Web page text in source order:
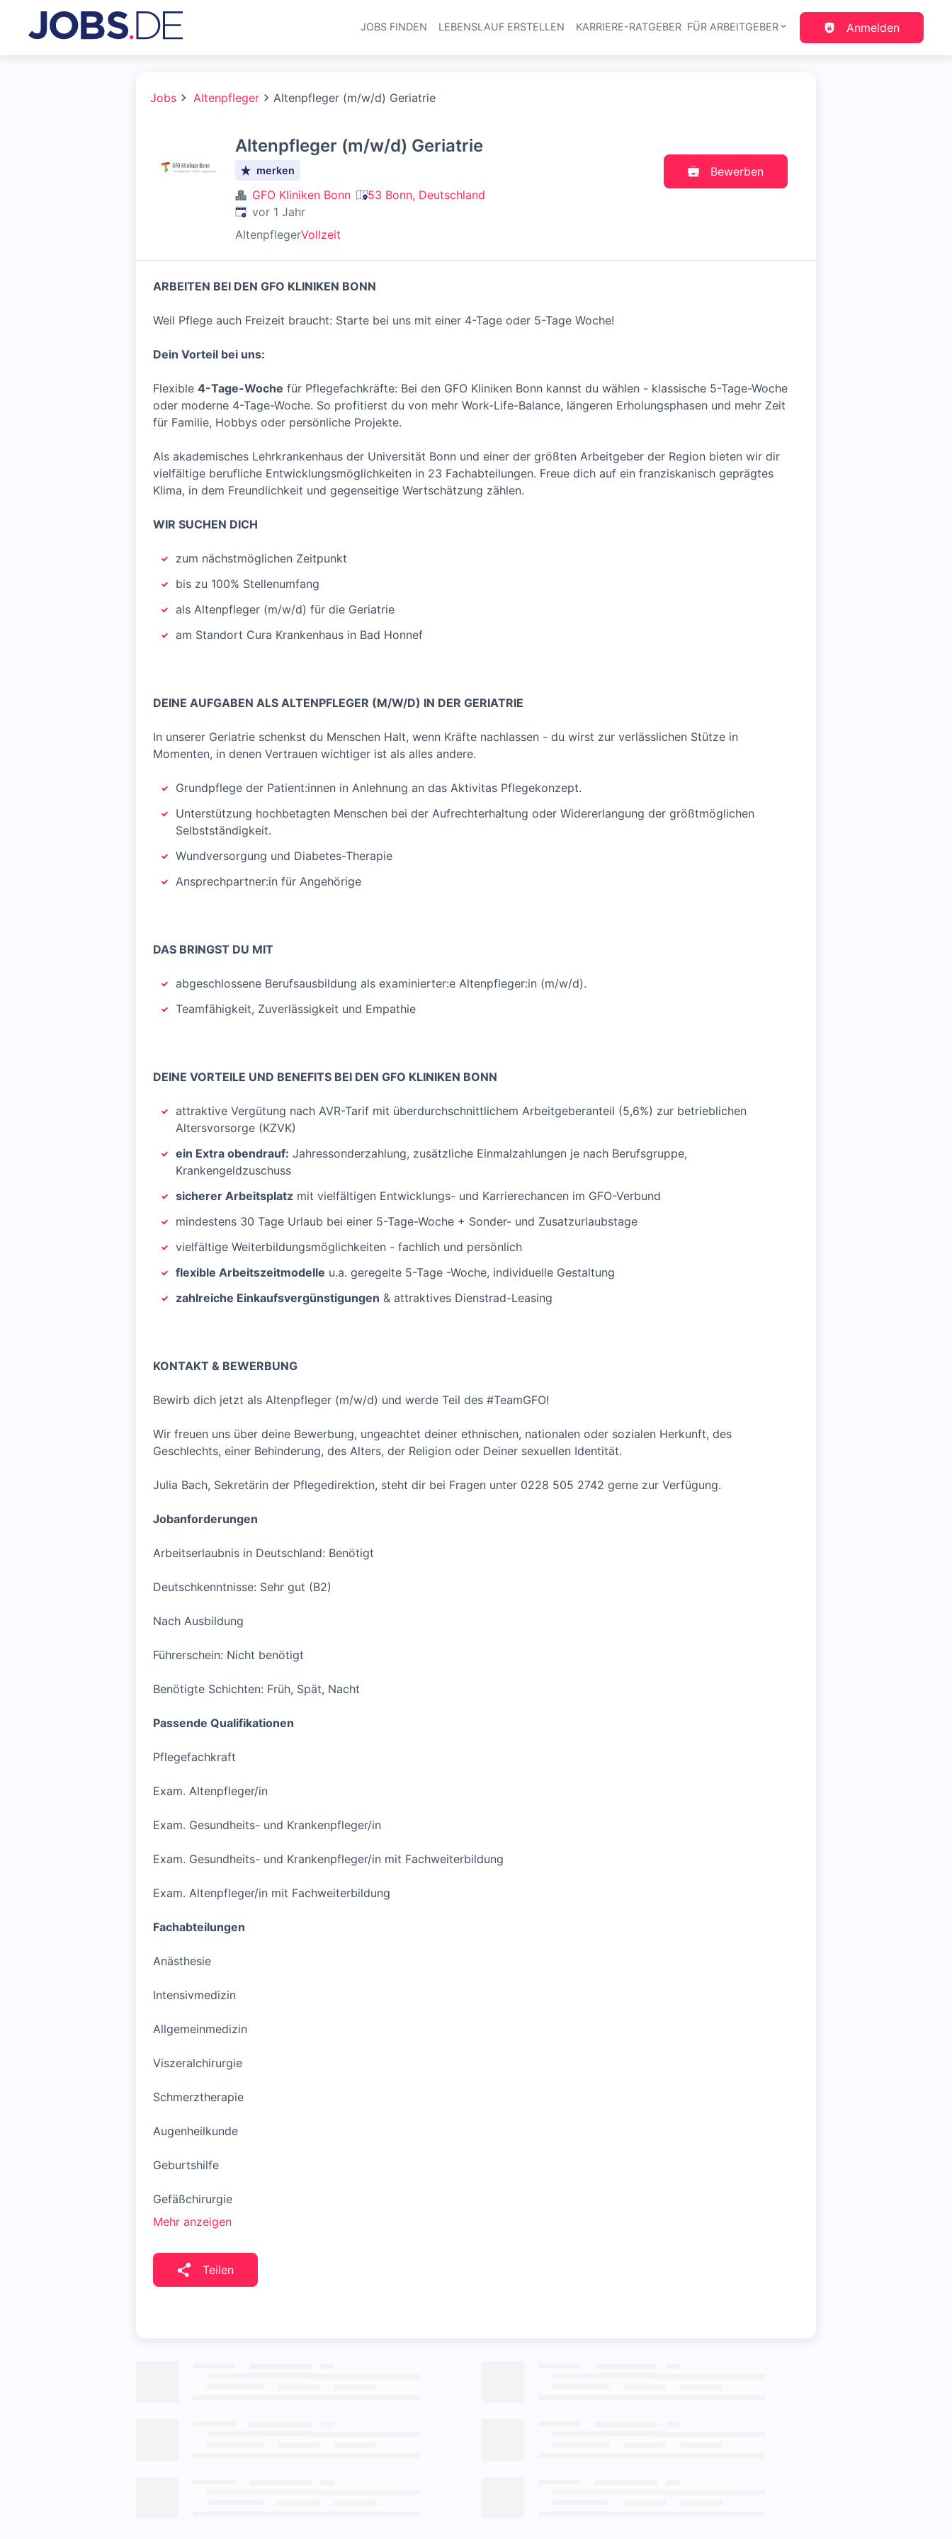
Haupt-Navigation
JOBS FINDEN LEBENSLAUF ERSTELLEN KARRIERE-RATGEBER FÜR ARBEITGEBER Anmelden
Jobs Altenpfleger Altenpfleger (m/w/d) Geriatrie
Altenpfleger (m/w/d) Geriatrie
merken
GFO Kliniken Bonn
53 Bonn, Deutschland
Veröffentlicht
vor 1 Jahr
AltenpflegerVollzeit
Bewerben
ARBEITEN BEI DEN GFO KLINIKEN BONN
Weil Pflege auch Freizeit braucht: Starte bei uns mit einer 4-Tage oder 5-Tage Woche!
Dein Vorteil bei uns:
Flexible 4-Tage-Woche für Pflegefachkräfte: Bei den GFO Kliniken Bonn kannst du wählen - klassische 5-Tage-Woche
oder moderne 4-Tage-Woche. So profitierst du von mehr Work-Life-Balance, längeren Erholungsphasen und mehr Zeit
für Familie, Hobbys oder persönliche Projekte.
Als akademisches Lehrkrankenhaus der Universität Bonn und einer der größten Arbeitgeber der Region bieten wir dir
vielfältige berufliche Entwicklungsmöglichkeiten in 23 Fachabteilungen. Freue dich auf ein franziskanisch geprägtes
Klima, in dem Freundlichkeit und gegenseitige Wertschätzung zählen.
WIR SUCHEN DICH
zum nächstmöglichen Zeitpunkt
bis zu 100% Stellenumfang
als Altenpfleger (m/w/d) für die Geriatrie
am Standort Cura Krankenhaus in Bad Honnef
DEINE AUFGABEN ALS ALTENPFLEGER (M/W/D) IN DER GERIATRIE
In unserer Geriatrie schenkst du Menschen Halt, wenn Kräfte nachlassen - du wirst zur verlässlichen Stütze in
Momenten, in denen Vertrauen wichtiger ist als alles andere.
Grundpflege der Patient:innen in Anlehnung an das Aktivitas Pflegekonzept.
Unterstützung hochbetagten Menschen bei der Aufrechterhaltung oder Widererlangung der größtmöglichen
Selbstständigkeit.
Wundversorgung und Diabetes-Therapie
Ansprechpartner:in für Angehörige
DAS BRINGST DU MIT
abgeschlossene Berufsausbildung als examinierter:e Altenpfleger:in (m/w/d).
Teamfähigkeit, Zuverlässigkeit und Empathie
DEINE VORTEILE UND BENEFITS BEI DEN GFO KLINIKEN BONN
attraktive Vergütung nach AVR-Tarif mit überdurchschnittlichem Arbeitgeberanteil (5,6%) zur betrieblichen
Altersvorsorge (KZVK)
ein Extra obendrauf: Jahressonderzahlung, zusätzliche Einmalzahlungen je nach Berufsgruppe,
Krankengeldzuschuss
sicherer Arbeitsplatz mit vielfältigen Entwicklungs- und Karrierechancen im GFO-Verbund
mindestens 30 Tage Urlaub bei einer 5-Tage-Woche + Sonder- und Zusatzurlaubstage
vielfältige Weiterbildungsmöglichkeiten - fachlich und persönlich
flexible Arbeitszeitmodelle u.a. geregelte 5-Tage -Woche, individuelle Gestaltung
zahlreiche Einkaufsvergünstigungen & attraktives Dienstrad-Leasing
KONTAKT & BEWERBUNG
Bewirb dich jetzt als Altenpfleger (m/w/d) und werde Teil des #TeamGFO!
Wir freuen uns über deine Bewerbung, ungeachtet deiner ethnischen, nationalen oder sozialen Herkunft, des
Geschlechts, einer Behinderung, des Alters, der Religion oder Deiner sexuellen Identität.
Julia Bach, Sekretärin der Pflegedirektion, steht dir bei Fragen unter 0228 505 2742 gerne zur Verfügung.
Jobanforderungen
Arbeitserlaubnis in Deutschland: Benötigt
Deutschkenntnisse: Sehr gut (B2)
Nach Ausbildung
Führerschein: Nicht benötigt
Benötigte Schichten: Früh, Spät, Nacht
Passende Qualifikationen
Pflegefachkraft
Exam. Altenpfleger/in
Exam. Gesundheits- und Krankenpfleger/in
Exam. Gesundheits- und Krankenpfleger/in mit Fachweiterbildung
Exam. Altenpfleger/in mit Fachweiterbildung
Fachabteilungen
Anästhesie
Intensivmedizin
Allgemeinmedizin
Viszeralchirurgie
Schmerztherapie
Augenheilkunde
Geburtshilfe
Gefäßchirurgie
Mehr anzeigen
Teilen